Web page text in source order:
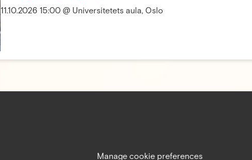
11.10.2026 15:00 @ Universitetets aula, Oslo
Manage cookie preferences